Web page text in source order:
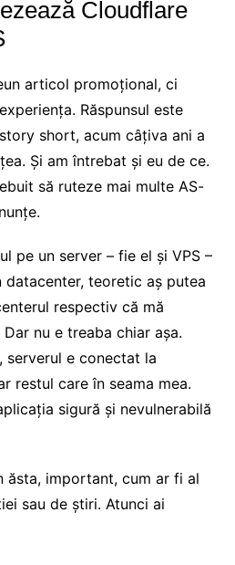
Cloudflare
articol promoțional, ci
Răspunsul este
short, acum câțiva ani a
Și am întrebat și eu de ce.
să ruteze mai multe AS-
pe un server – fie el și VPS –
teoretic aș putea
respectiv că mă
nu e treaba chiar așa.
serverul e conectat la
restul care în seama mea.
sigură și nevulnerabilă
ăsta, important, cum ar fi al
sau de știri. Atunci ai